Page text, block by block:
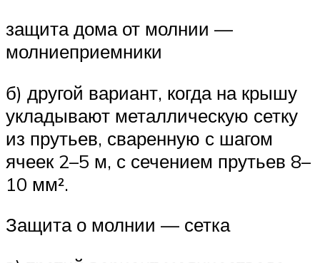
защита дома от молнии —
молниеприемники
б) другой вариант, когда на крышу
укладывают металлическую сетку
из прутьев, сваренную с шагом
ячеек 2–5 м, с сечением прутьев 8–
10 мм².
Защита о молнии — сетка